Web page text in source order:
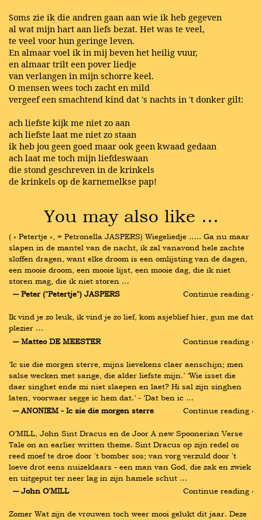
Soms zie ik die andren gaan aan wie ik heb gegeven
al wat mijn hart aan liefs bezat. Het was te veel,
te veel voor hun geringe leven.
En almaar voel ik in mij beven het heilig vuur,
en almaar trilt een pover liedje
van verlangen in mijn schorre keel.
O mensen wees toch zacht en mild
vergeef een smachtend kind dat 's nachts in 't donker gilt:
ach liefste kijk me niet zo aan
ach liefste laat me niet zo staan
ik heb jou geen goed maar ook geen kwaad gedaan
ach laat me toch mijn liefdeswaan
die stond geschreven in de krinkels
de krinkels op de karnemelkse pap!
You may also like …
( « Petertje », = Petronella JASPERS) Wiegeliedje ….. Ga nu maar
slapen in de mantel van de nacht, ik zal vanavond hele zachte
sloffen dragen, want elke droom is een omlijsting van de dagen,
een mooie droom, een mooie lijst, een mooie dag, die ik niet
storen mag, die ik niet storen …
― Peter ("Petertje") JASPERS
Continue reading ›
Ik vind je zo leuk, ik vind je zo lief, kom asjeblief hier, gun me dat
plezier …
― Matteo DE MEESTER
Continue reading ›
‘Ic sie die morgen sterre, mijns lievekens claer aenschijn; men
salse wecken met sange, die alder liefste mijn.’ ‘Wie isset die
daer singhet ende mi niet slaepen en laet? Hi sal zijn singhen
laten, voorwaer segge ic hem dat.’ - ‘Dat ben ic …
― ANONIEM - Ic sie die morgen sterre
Continue reading ›
O’MILL, John Sint Dracus en de Joor A new Spoonerian Verse
Tale on an earlier written theme. Sint Dracus op zijn redel os
reed moef te droe door 't bomber sos; van vorg verzuld door 't
loeve drot eens nuizeklaars - een man van God, die zak en zwiek
en uitgeput ter neer lag in zijn hamele schut …
― John O'MILL
Continue reading ›
Zomer Wat zijn de vrouwen toch weer mooi gelukt dit jaar. Deze